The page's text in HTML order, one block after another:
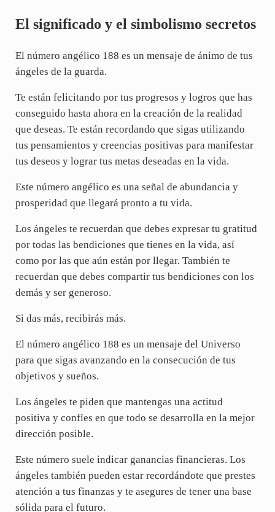
El significado y el simbolismo secretos
El número angélico 188 es un mensaje de ánimo de tus
ángeles de la guarda.
Te están felicitando por tus progresos y logros que has
conseguido hasta ahora en la creación de la realidad
que deseas. Te están recordando que sigas utilizando
tus pensamientos y creencias positivas para manifestar
tus deseos y lograr tus metas deseadas en la vida.
Este número angélico es una señal de abundancia y
prosperidad que llegará pronto a tu vida.
Los ángeles te recuerdan que debes expresar tu gratitud
por todas las bendiciones que tienes en la vida, así
como por las que aún están por llegar. También te
recuerdan que debes compartir tus bendiciones con los
demás y ser generoso.
Si das más, recibirás más.
El número angélico 188 es un mensaje del Universo
para que sigas avanzando en la consecución de tus
objetivos y sueños.
Los ángeles te piden que mantengas una actitud
positiva y confíes en que todo se desarrolla en la mejor
dirección posible.
Este número suele indicar ganancias financieras. Los
ángeles también pueden estar recordándote que prestes
atención a tus finanzas y te asegures de tener una base
sólida para el futuro.